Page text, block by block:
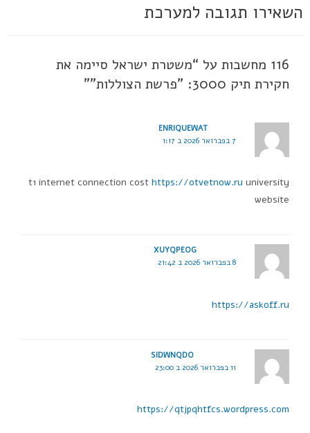
השאירו תגובה למערכת
116 מחשבות על “משטרת ישראל סיימה את
חקירת תיק 3000: "פרשת הצוללות"”
ENRIQUEWAT
7 בפברואר 2026 ב 1:17
t1 internet connection cost https://otvetnow.ru university
website
XUYQPEOG
8 בפברואר 2026 ב 21:42
https://askoff.ru
SIDWNQDO
11 בפברואר 2026 ב 23:00
https://qtjpqhtfcs.wordpress.com